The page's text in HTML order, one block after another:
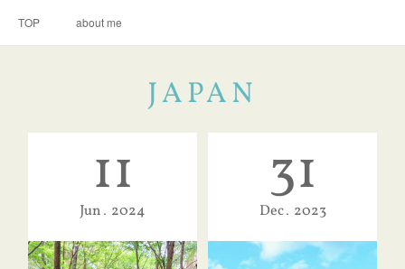
TOP about me
JAPAN
11
Jun 2024
31
Dec 2023